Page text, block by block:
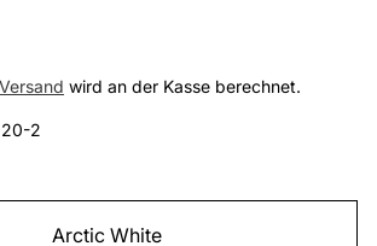
Versand wird an der Kasse berechnet.
2
Arctic White